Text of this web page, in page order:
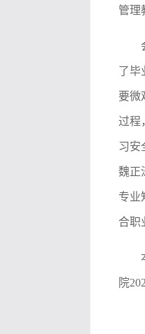
管理
了毕
要微
过程
习安
魏正
专业
合职
院